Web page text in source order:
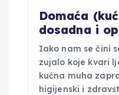
Domaća
dosadna i
Iako nam se čini
zujalo koje kvari
kućna muha
higijenski i